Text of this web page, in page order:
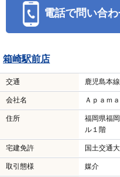
電話で問い合わ
箱崎駅前店
交通 鹿児島本
会社名 Ａｐａｍ
住所
福岡県福
ル１階
宅建免許 国土交通
取引態様 媒介